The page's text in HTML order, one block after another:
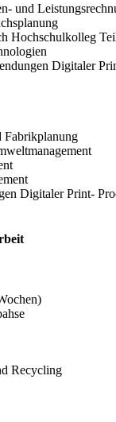
und
Hochschulkolleg
Digitaler
Fabrikplanung
Digitaler Print-
Recycling